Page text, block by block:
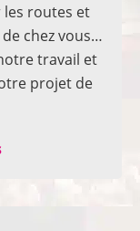
les routes et
chez vous…
travail et
projet de